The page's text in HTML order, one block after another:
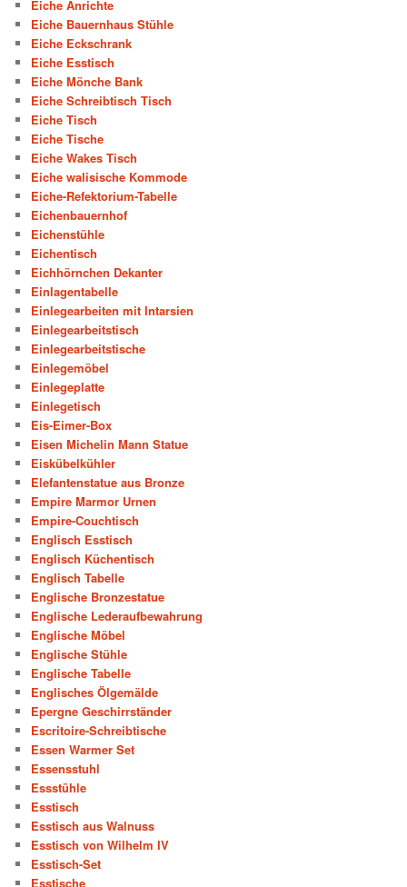
Eiche Anrichte
Eiche Bauernhaus Stühle
Eiche Eckschrank
Eiche Esstisch
Eiche Mönche Bank
Eiche Schreibtisch Tisch
Eiche Tisch
Eiche Tische
Eiche Wakes Tisch
Eiche walisische Kommode
Eiche-Refektorium-Tabelle
Eichenbauernhof
Eichenstühle
Eichentisch
Eichhörnchen Dekanter
Einlagentabelle
Einlegearbeiten mit Intarsien
Einlegearbeitstisch
Einlegearbeitstische
Einlegemöbel
Einlegeplatte
Einlegetisch
Eis-Eimer-Box
Eisen Michelin Mann Statue
Eiskübelkühler
Elefantenstatue aus Bronze
Empire Marmor Urnen
Empire-Couchtisch
Englisch Esstisch
Englisch Küchentisch
Englisch Tabelle
Englische Bronzestatue
Englische Lederaufbewahrung
Englische Möbel
Englische Stühle
Englische Tabelle
Englisches Ölgemälde
Epergne Geschirrständer
Escritoire-Schreibtische
Essen Warmer Set
Essensstuhl
Essstühle
Esstisch
Esstisch aus Walnuss
Esstisch von Wilhelm IV
Esstisch-Set
Esstische